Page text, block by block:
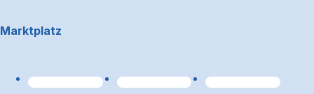
Marktplatz